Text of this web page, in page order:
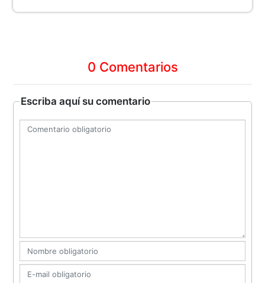
0 Comentarios
Escriba aquí su comentario